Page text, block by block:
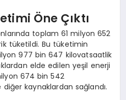
Öne Çıktı
toplam 61 milyon 652
tüketildi. Bu tüketimin
977 bin 647 kilovatsaatlik
elde edilen yeşil enerji
674 bin 542
kaynaklardan sağlandı.